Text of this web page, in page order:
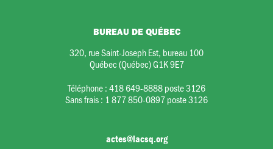
BUREAU DE QUÉBEC
320, rue Saint-Joseph Est, bureau 100
Québec (Québec) G1K 9E7
Téléphone :418 649-8888 poste 3126
Sans frais : 1 877 850-0897 poste 3126
actes@lacsq.org